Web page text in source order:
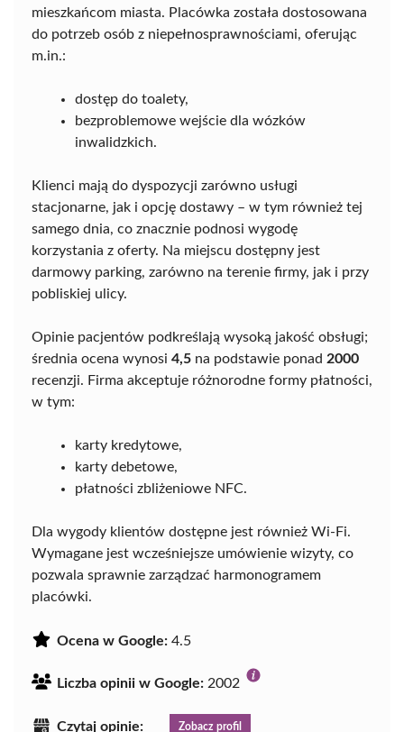
mieszkańcom miasta. Placówka została dostosowana
do potrzeb osób z niepełnosprawnościami, oferując
m.in.:
dostęp do toalety,
bezproblemowe wejście dla wózków
inwalidzkich.
Klienci mają do dyspozycji zarówno usługi
stacjonarne, jak i opcję dostawy – w tym również tej
samego dnia, co znacznie podnosi wygodę
korzystania z oferty. Na miejscu dostępny jest
darmowy parking, zarówno na terenie firmy, jak i przy
pobliskiej ulicy.
Opinie pacjentów podkreślają wysoką jakość obsługi;
średnia ocena wynosi 4,5 na podstawie ponad 2000
recenzji. Firma akceptuje różnorodne formy płatności,
w tym:
karty kredytowe,
karty debetowe,
płatności zbliżeniowe NFC.
Dla wygody klientów dostępne jest również Wi-Fi.
Wymagane jest wcześniejsze umówienie wizyty, co
pozwala sprawnie zarządzać harmonogramem
placówki.
Ocena w Google: 4.5
Liczba opinii w Google: 2002
Czytaj opinie: Zobacz profil